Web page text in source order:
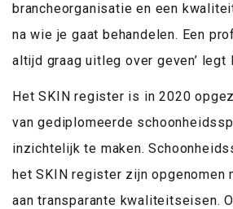
brancheorganisatie en een
na wie je gaat behandelen. Een
altijd graag uitleg over geven’ legt
Het SKIN register is in 2020
van gediplomeerde
inzichtelijk te maken.
het SKIN register zijn opgenomen
aan transparante kwaliteitseisen.